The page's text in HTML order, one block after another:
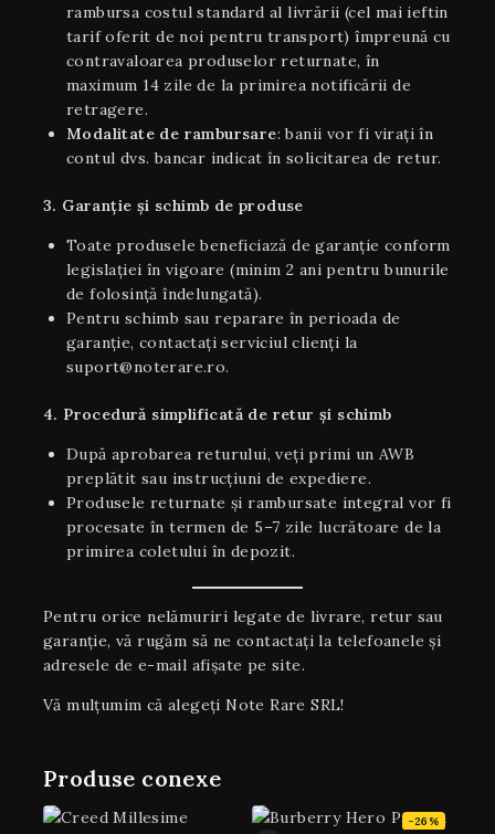
rambursa costul standard al livrării (cel mai ieftin
tarif oferit de noi pentru transport) împreună cu
contravaloarea produselor returnate, în
maximum 14 zile de la primirea notificării de
retragere.
Modalitate de rambursare: banii vor fi virați în
contul dvs. bancar indicat în solicitarea de retur.
3. Garanție și schimb de produse
Toate produsele beneficiază de garanție conform
legislației în vigoare (minim 2 ani pentru bunurile
de folosință îndelungată).
Pentru schimb sau reparare în perioada de
garanție, contactați serviciul clienți la
suport@noterare.ro.
4. Procedură simplificată de retur și schimb
După aprobarea returului, veți primi un AWB
preplătit sau instrucțiuni de expediere.
Produsele returnate și rambursate integral vor fi
procesate în termen de 5–7 zile lucrătoare de la
primirea coletului în depozit.
Pentru orice nelămuriri legate de livrare, retur sau
garanţie, vă rugăm să ne contactați la telefoanele și
adresele de e-mail afișate pe site.
Vă mulțumim că alegeți Note Rare SRL!
Produse conexe
-26%